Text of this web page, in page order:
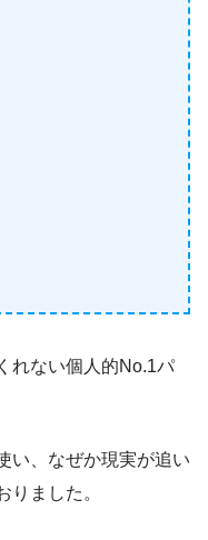
れない個人的No.1パ
い、なぜか現実が追い
りました。